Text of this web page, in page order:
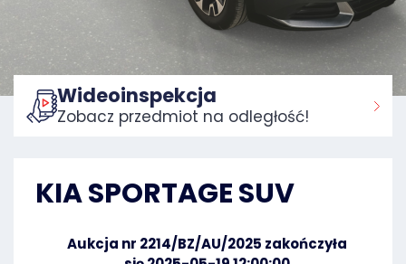
Strona główna:
Wideoinspekcja
Zobacz przedmiot na odległość!
KIA SPORTAGE SUV
Aukcja nr 2214/BZ/AU/2025 zakończyła